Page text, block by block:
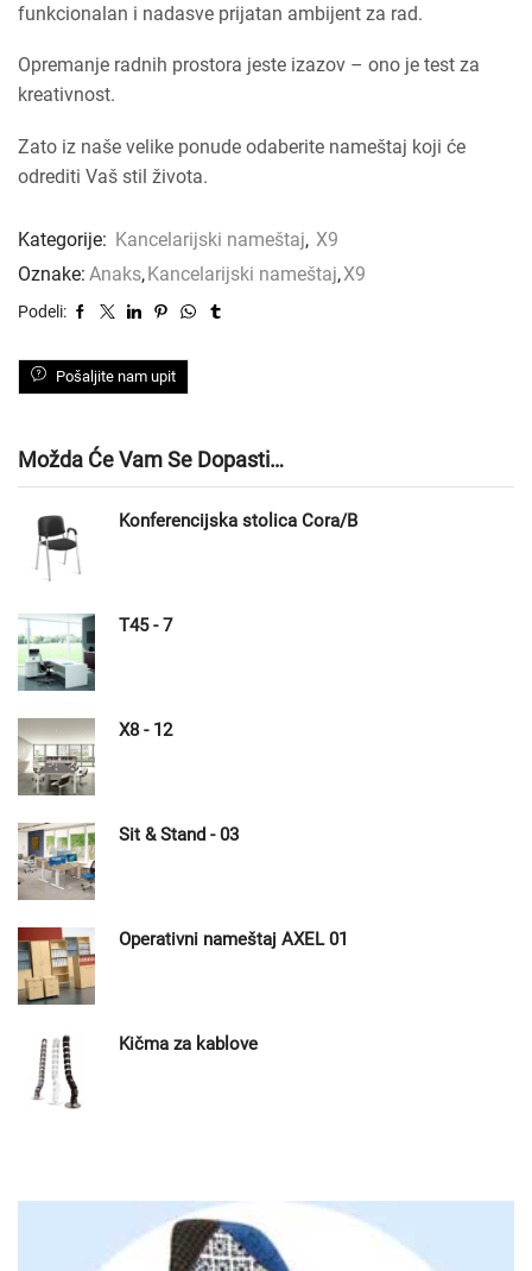
funkcionalan i nadasve prijatan ambijent za rad.
Opremanje radnih prostora jeste izazov – ono je test za
kreativnost.
Zato iz naše velike ponude odaberite nameštaj koji će
odrediti Vaš stil života.
Kategorije: Kancelarijski nameštaj, X9
Oznake: Anaks,Kancelarijski nameštaj,X9
Podeli:
Pošaljite nam upit
Možda Će Vam Se Dopasti…
Konferencijska stolica Cora/B
T45 - 7
X8 - 12
Sit & Stand - 03
Operativni nameštaj AXEL 01
Kičma za kablove